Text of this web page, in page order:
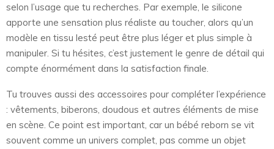
selon l’usage que tu recherches. Par exemple, le silicone
apporte une sensation plus réaliste au toucher, alors qu’un
modèle en tissu lesté peut être plus léger et plus simple à
manipuler. Si tu hésites, c’est justement le genre de détail qui
compte énormément dans la satisfaction finale.
Tu trouves aussi des accessoires pour compléter l’expérience
: vêtements, biberons, doudous et autres éléments de mise
en scène. Ce point est important, car un bébé reborn se vit
souvent comme un univers complet, pas comme un objet